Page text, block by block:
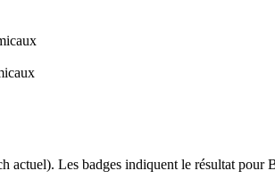
actuel). Les badges indiquent le résultat pour